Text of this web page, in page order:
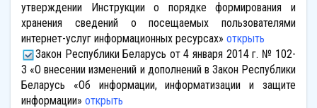
утверждении Инструкции о порядке формирования и
хранения сведений о посещаемых пользователями
интернет-услуг информационных ресурсах» открыть
Закон Республики Беларусь от 4 января 2014 г. № 102-
З «О внесении изменений и дополнений в Закон Республики
Беларусь «Об информации, информатизации и защите
информации» открыть